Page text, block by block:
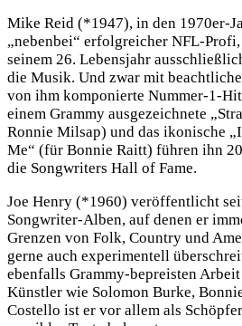
Mike Reid (*1947), in den 1970er-
„nebenbei“ erfolgreicher NFL-
seinem 26. Lebensjahr
die Musik. Und zwar mit
von ihm komponierte Nummer-1-
einem Grammy ausgezeichnete
Ronnie Milsap) und das ikonische
Me“ (für Bonnie Raitt) führen ihn
die Songwriters Hall of Fame.
Joe Henry (*1960) veröffentlicht
Songwriter-Alben, auf denen er
Grenzen von Folk, Country und
gerne auch experimentell
ebenfalls Grammy-bepreisten
Künstler wie Solomon Burke,
Costello ist er vor allem als